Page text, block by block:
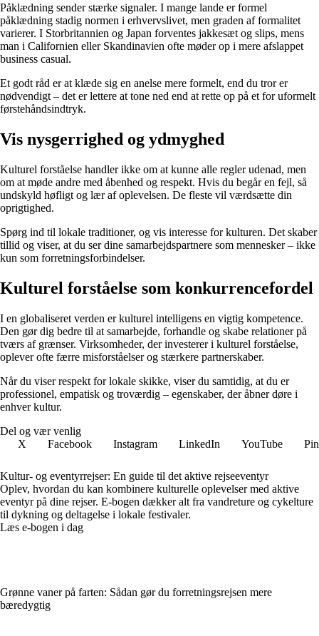
Påklædning sender stærke signaler. I mange lande er formel
påklædning stadig normen i erhvervslivet, men graden af formalitet
varierer. I Storbritannien og Japan forventes jakkesæt og slips, mens
man i Californien eller Skandinavien ofte møder op i mere afslappet
business casual.
Et godt råd er at klæde sig en anelse mere formelt, end du tror er
nødvendigt – det er lettere at tone ned end at rette op på et for uformelt
førstehåndsindtryk.
Vis nysgerrighed og ydmyghed
Kulturel forståelse handler ikke om at kunne alle regler udenad, men
om at møde andre med åbenhed og respekt. Hvis du begår en fejl, så
undskyld høfligt og lær af oplevelsen. De fleste vil værdsætte din
oprigtighed.
Spørg ind til lokale traditioner, og vis interesse for kulturen. Det skaber
tillid og viser, at du ser dine samarbejdspartnere som mennesker – ikke
kun som forretningsforbindelser.
Kulturel forståelse som konkurrencefordel
I en globaliseret verden er kulturel intelligens en vigtig kompetence.
Den gør dig bedre til at samarbejde, forhandle og skabe relationer på
tværs af grænser. Virksomheder, der investerer i kulturel forståelse,
oplever ofte færre misforståelser og stærkere partnerskaber.
Når du viser respekt for lokale skikke, viser du samtidig, at du er
professionel, empatisk og troværdig – egenskaber, der åbner døre i
enhver kultur.
Del og vær venlig
X
Facebook Instagram LinkedIn YouTube
Kultur- og eventyrrejser: En guide til det aktive rejseeventyr
Oplev, hvordan du kan kombinere kulturelle oplevelser med aktive
eventyr på dine rejser. E-bogen dækker alt fra vandreture og cykelture
til dykning og deltagelse i lokale festivaler.
Læs e-bogen i dag
Grønne vaner på farten: Sådan gør du forretningsrejsen mere
bæredygtig